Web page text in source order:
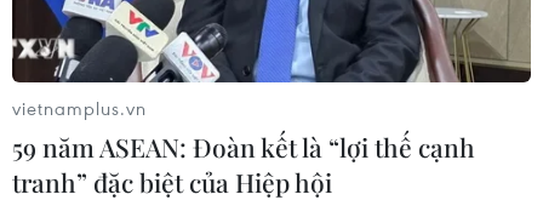
Xem thêm
vietnamplus.vn
59 năm ASEAN: Đoàn kết là “lợi thế cạnh
tranh” đặc biệt của Hiệp hội